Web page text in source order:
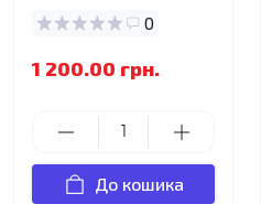
0
1 200.00 грн.
До кошика